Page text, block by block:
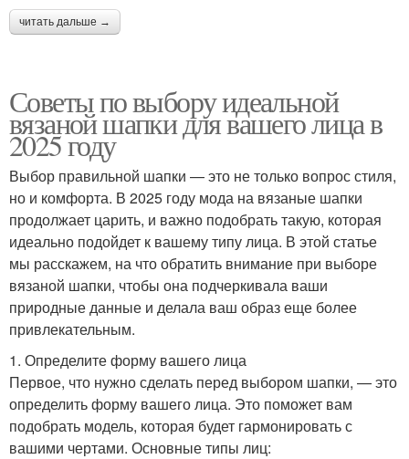
читать дальше →
Советы по выбору идеальной
вязаной шапки для вашего лица в
2025 году
Выбор правильной шапки — это не только вопрос стиля,
но и комфорта. В 2025 году мода на вязаные шапки
продолжает царить, и важно подобрать такую, которая
идеально подойдет к вашему типу лица. В этой статье
мы расскажем, на что обратить внимание при выборе
вязаной шапки, чтобы она подчеркивала ваши
природные данные и делала ваш образ еще более
привлекательным.
1. Определите форму вашего лица
Первое, что нужно сделать перед выбором шапки, — это
определить форму вашего лица. Это поможет вам
подобрать модель, которая будет гармонировать с
вашими чертами. Основные типы лиц: